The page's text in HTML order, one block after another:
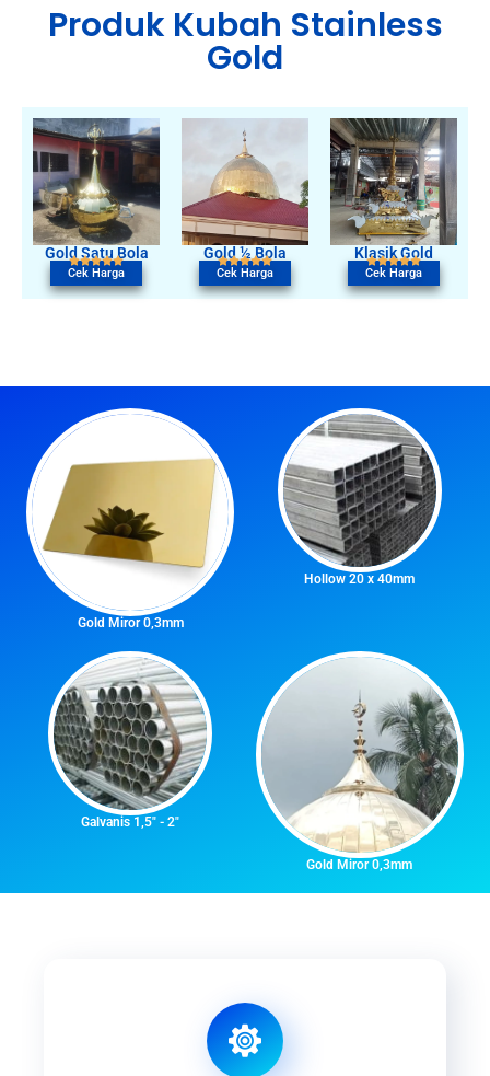
Produk Kubah Stainless
Gold
Gold Satu Bola
Cek Harga
Gold ½ Bola
Cek Harga
Klasik Gold
Cek Harga
Gold Miror 0,3mm
Hollow 20 x 40mm
Galvanis 1,5" - 2"
Gold Miror 0,3mm